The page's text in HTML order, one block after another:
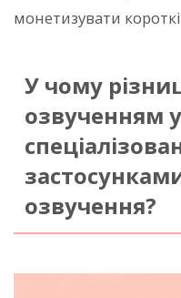
монетизувати
У чому
озвученням
озвучення?